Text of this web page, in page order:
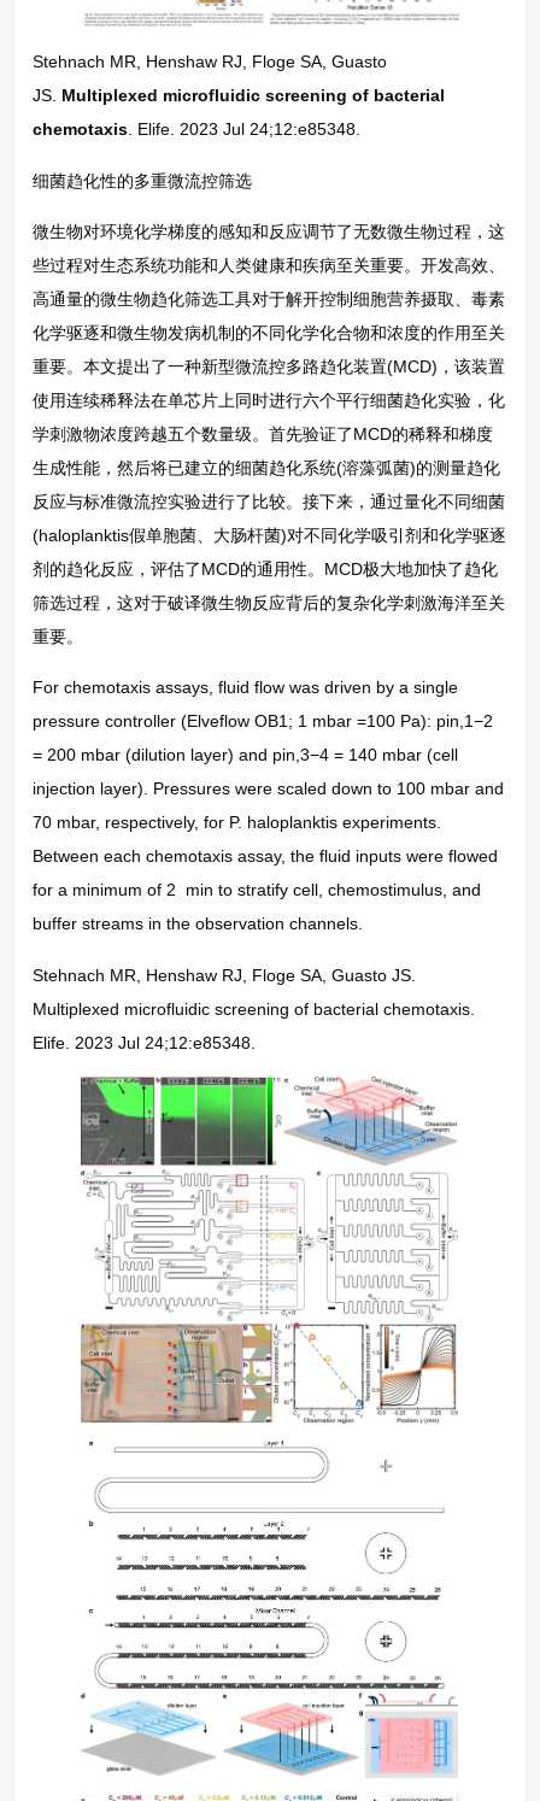
Stehnach MR, Henshaw RJ, Floge SA, Guasto
JS. Multiplexed microfluidic screening of bacterial
chemotaxis . Elife. 2023 Jul 24;12:e85348.
细菌趋化性的多重微流控筛选
微生物对环境化学梯度的感知和反应调节了无数微生物过程，这
些过程对生态系统功能和人类健康和疾病至关重要。开发高效、
高通量的微生物趋化筛选工具对于解开控制细胞营养摄取、毒素
化学驱逐和微生物发病机制的不同化学化合物和浓度的作用至关
重要。本文提出了一种新型微流控多路趋化装置(MCD)，该装置
使用连续稀释法在单芯片上同时进行六个平行细菌趋化实验，化
学刺激物浓度跨越五个数量级。首先验证了MCD的稀释和梯度
生成性能，然后将已建立的细菌趋化系统(溶藻弧菌)的测量趋化
反应与标准微流控实验进行了比较。接下来，通过量化不同细菌
(haloplanktis假单胞菌、大肠杆菌)对不同化学吸引剂和化学驱逐
剂的趋化反应，评估了MCD的通用性。MCD极大地加快了趋化
筛选过程，这对于破译微生物反应背后的复杂化学刺激海洋至关
重要。
For chemotaxis assays, fluid flow was driven by a single
pressure controller (Elveflow OB1; 1 mbar =100 Pa): pin,1−2
= 200 mbar (dilution layer) and pin,3−4 = 140 mbar (cell
injection layer). Pressures were scaled down to 100 mbar and
70 mbar, respectively, for P. haloplanktis experiments.
Between each chemotaxis assay, the fluid inputs were flowed
for a minimum of 2 min to stratify cell, chemostimulus, and
buffer streams in the observation channels.
Stehnach MR, Henshaw RJ, Floge SA, Guasto JS.
Multiplexed microfluidic screening of bacterial chemotaxis.
Elife. 2023 Jul 24;12:e85348.